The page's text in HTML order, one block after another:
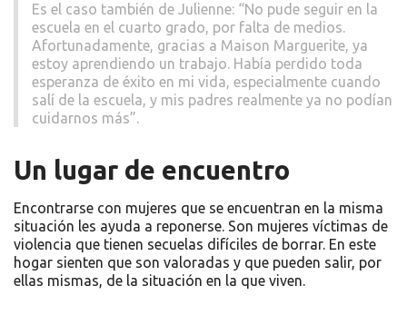
Es el caso también de Julienne: “No pude seguir en la
escuela en el cuarto grado, por falta de medios.
Afortunadamente, gracias a Maison Marguerite, ya
estoy aprendiendo un trabajo. Había perdido toda
esperanza de éxito en mi vida, especialmente cuando
salí de la escuela, y mis padres realmente ya no podían
cuidarnos más”.
Un lugar de encuentro
Encontrarse con mujeres que se encuentran en la misma
situación les ayuda a reponerse. Son mujeres víctimas de
violencia que tienen secuelas difíciles de borrar. En este
hogar sienten que son valoradas y que pueden salir, por
ellas mismas, de la situación en la que viven.